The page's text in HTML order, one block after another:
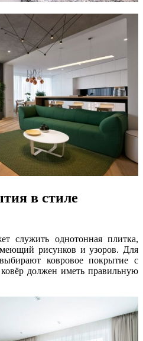
в стиле
служить однотонная плитка,
рисунков и узоров. Для
ковровое покрытие с
должен иметь правильную